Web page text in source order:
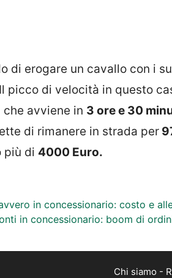
di erogare un cavallo con i
picco di velocità in questo
avviene in 3 ore e 30
di rimanere in strada per
più di 4000 Euro.
in concessionario: costo e
in concessionario: boom di
Chi siamo -